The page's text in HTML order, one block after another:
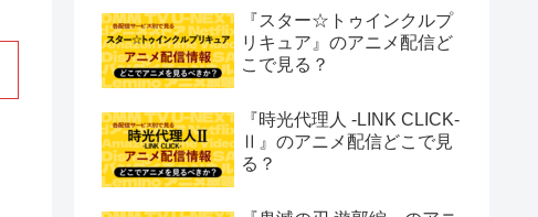
『スター☆トゥインクルプ
リキュア』のアニメ配信ど
こで見る？
『時光代理人 -LINK CLICK-
Ⅱ』のアニメ配信どこで見
る？